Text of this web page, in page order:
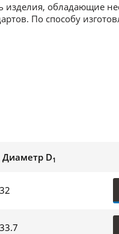
изделия, обладающие
По способу
Диаметр D1
32
33.7